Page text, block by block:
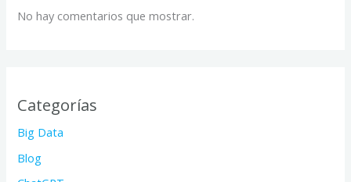
No hay comentarios que mostrar.
Categorías
Big Data
Blog